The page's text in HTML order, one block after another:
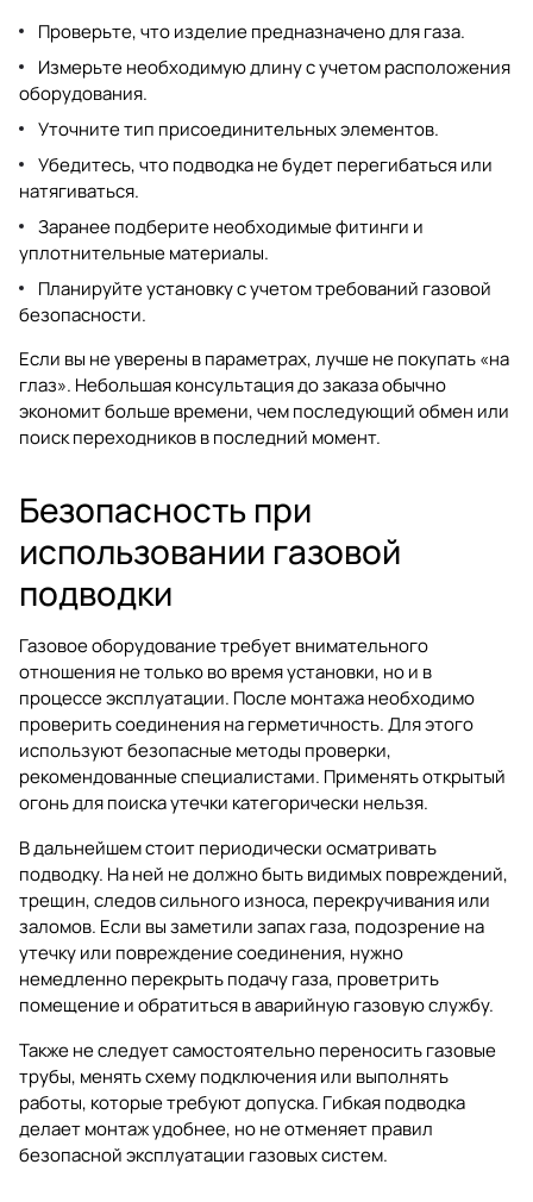
Проверьте, что изделие предназначено для газа.
Измерьте необходимую длину с учетом расположения
оборудования.
Уточните тип присоединительных элементов.
Убедитесь, что подводка не будет перегибаться или
натягиваться.
Заранее подберите необходимые фитинги и
уплотнительные материалы.
Планируйте установку с учетом требований газовой
безопасности.
Если вы не уверены в параметрах, лучше не покупать «на
глаз». Небольшая консультация до заказа обычно
экономит больше времени, чем последующий обмен или
поиск переходников в последний момент.
Безопасность при
использовании газовой
подводки
Газовое оборудование требует внимательного
отношения не только во время установки, но и в
процессе эксплуатации. После монтажа необходимо
проверить соединения на герметичность. Для этого
используют безопасные методы проверки,
рекомендованные специалистами. Применять открытый
огонь для поиска утечки категорически нельзя.
В дальнейшем стоит периодически осматривать
подводку. На ней не должно быть видимых повреждений,
трещин, следов сильного износа, перекручивания или
заломов. Если вы заметили запах газа, подозрение на
утечку или повреждение соединения, нужно
немедленно перекрыть подачу газа, проветрить
помещение и обратиться в аварийную газовую службу.
Также не следует самостоятельно переносить газовые
трубы, менять схему подключения или выполнять
работы, которые требуют допуска. Гибкая подводка
делает монтаж удобнее, но не отменяет правил
безопасной эксплуатации газовых систем.